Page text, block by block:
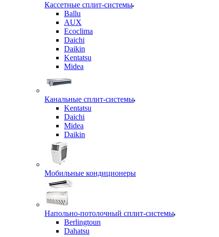
Кассетные сплит-системы
Ballu
AUX
Ecoclima
Daichi
Daikin
Kentatsu
Midea
Канальные сплит-системы
Kentatsu
Daichi
Midea
Daikin
Мобильные кондиционеры
Напольно-потолочный сплит-системы
Berlingtoun
Dahatsu